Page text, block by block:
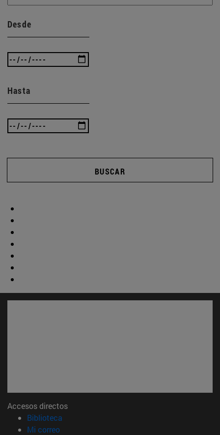
Desde
Hasta
BUSCAR
Accesos directos
Biblioteca
Mi correo(abre en nueva ventana)